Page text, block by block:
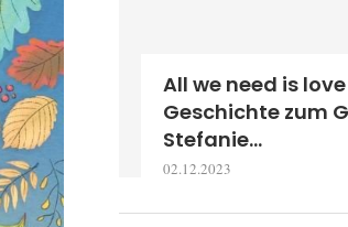
All we need is
Geschichte zum
Stefanie...
02.12.2023